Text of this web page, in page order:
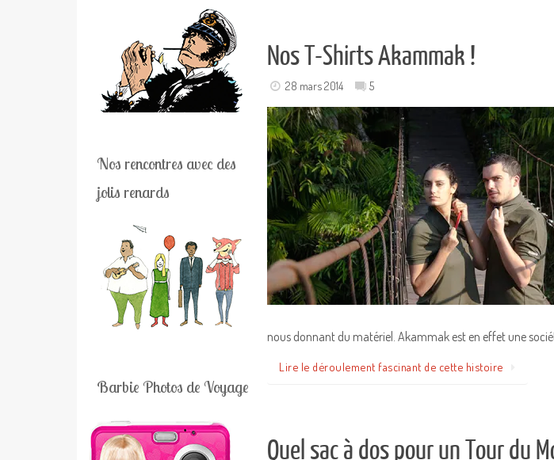
Nos T-Shirts Akammak !
28 mars 2014 5
nous donnant du matériel. Akammak est en effet une
Lire le déroulement fascinant de cette histoire
Quel sac à dos pour un Tour du
Nos rencontres avec des
jolis renards
Barbie Photos de Voyage